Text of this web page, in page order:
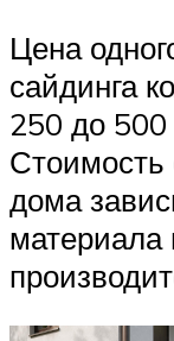
Цена
сайдинга
250 до
Стоимость
дома
материала